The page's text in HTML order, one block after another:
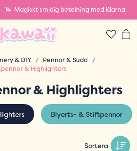
🦄 Magiskt smidig betalning med Klarna
& DIY
Pennor & Sudd
& Highlighters
& Highlighters
Blyerts- & Stiftpennor
Sortera